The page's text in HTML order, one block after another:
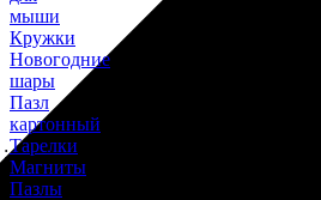
мыши
Кружки
Новогодние
шары
Пазл
картонный
Тарелки
Магниты
Пазлы
: